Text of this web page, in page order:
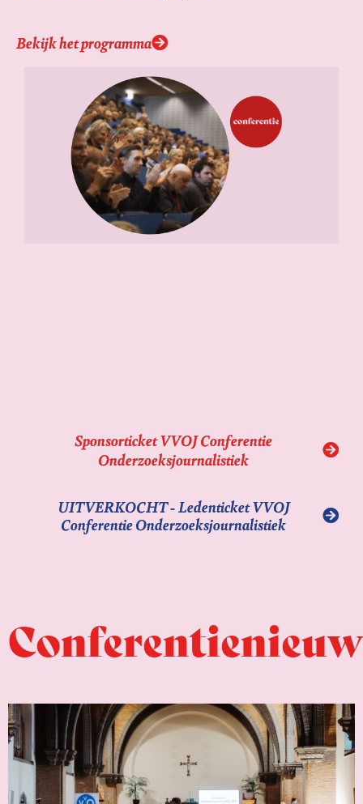
Bekijk het programma
Sponsorticket VVOJ Conferentie
Onderzoeksjournalistiek
UITVERKOCHT - Ledenticket VVOJ
Conferentie Onderzoeksjournalistiek